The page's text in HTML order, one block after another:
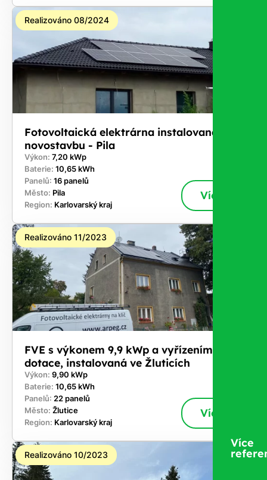
Realizováno 08/2024
Fotovoltaická elektrárna instalovaná na
novostavbu - Pila
Výkon: 7,20 kWp
Baterie: 10,65 kWh
Panelů: 16 panelů
Město: Pila
Region: Karlovarský kraj
Více
Realizováno 11/2023
FVE s výkonem 9,9 kWp a vyřízením
dotace, instalovaná ve Žluticích
Výkon: 9,90 kWp
Baterie: 10,65 kWh
Panelů: 22 panelů
Město: Žlutice
Region: Karlovarský kraj
Více
Realizováno 10/2023
Více